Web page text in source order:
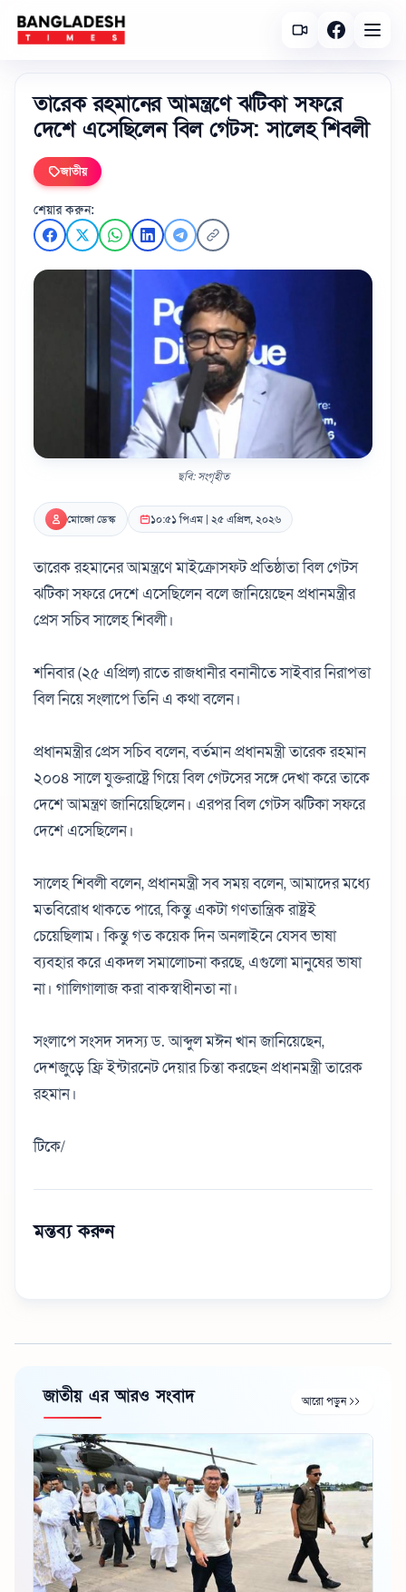
তারেক রহমানের আমন্ত্রণে ঝটিকা সফরে
দেশে এসেছিলেন বিল গেটস: সালেহ শিবলী
জাতীয়
শেয়ার করুন:
ছবি: সংগৃহীত
মোজো ডেস্ক ১০:৫১ পিএম | ২৫ এপ্রিল, ২০২৬
তারেক রহমানের আমন্ত্রণে মাইক্রোসফট প্রতিষ্ঠাতা বিল গেটস
ঝটিকা সফরে দেশে এসেছিলেন বলে জানিয়েছেন প্রধানমন্ত্রীর
প্রেস সচিব সালেহ শিবলী।
শনিবার (২৫ এপ্রিল) রাতে রাজধানীর বনানীতে সাইবার নিরাপত্তা
বিল নিয়ে সংলাপে তিনি এ কথা বলেন।
প্রধানমন্ত্রীর প্রেস সচিব বলেন, বর্তমান প্রধানমন্ত্রী তারেক রহমান
২০০৪ সালে যুক্তরাষ্ট্রে গিয়ে বিল গেটসের সঙ্গে দেখা করে তাকে
দেশে আমন্ত্রণ জানিয়েছিলেন। এরপর বিল গেটস ঝটিকা সফরে
দেশে এসেছিলেন।
সালেহ শিবলী বলেন, প্রধানমন্ত্রী সব সময় বলেন, আমাদের মধ্যে
মতবিরোধ থাকতে পারে, কিন্তু একটা গণতান্ত্রিক রাষ্ট্রই
চেয়েছিলাম। কিন্তু গত কয়েক দিন অনলাইনে যেসব ভাষা
ব্যবহার করে একদল সমালোচনা করছে, এগুলো মানুষের ভাষা
না। গালিগালাজ করা বাকস্বাধীনতা না।
সংলাপে সংসদ সদস্য ড. আব্দুল মঈন খান জানিয়েছেন,
দেশজুড়ে ফ্রি ইন্টারনেট দেয়ার চিন্তা করছেন প্রধানমন্ত্রী তারেক
রহমান।
টিকে/
মন্তব্য করুন
জাতীয় এর আরও সংবাদ আরো পড়ুন